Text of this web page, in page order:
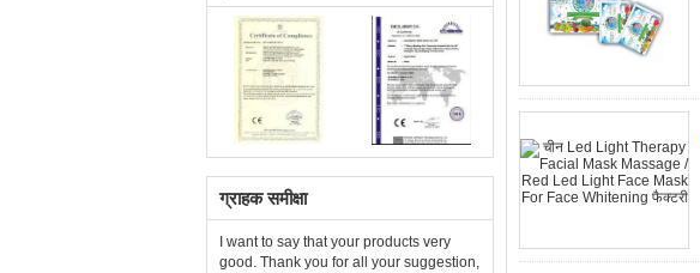
ग्राहक समीक्षा
I want to say that your products very
good. Thank you for all your suggestion,